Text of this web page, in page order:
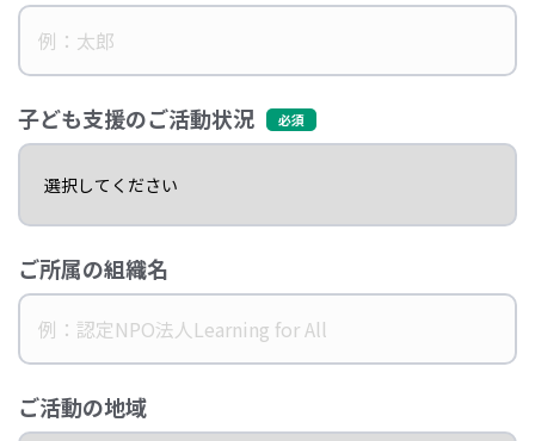
子ども支援のご活動状況
ご所属の組織名
ご活動の地域